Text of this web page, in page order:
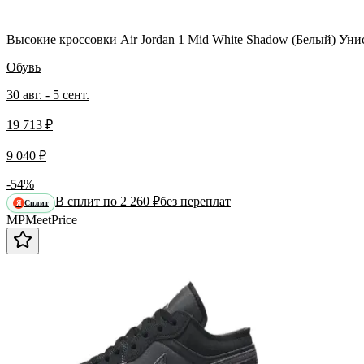
Высокие кроссовки Air Jordan 1 Mid White Shadow (Белый)
Обувь
30 авг. - 5 сент.
19 713 ₽
9 040 ₽
-54%
Я Сплит В сплит по 2 260 ₽без переплат
MPMeetPrice